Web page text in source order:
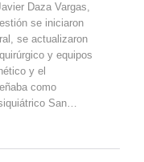
Daza Vargas,
se iniciaron
se actualizaron
y equipos
y el
como
San…